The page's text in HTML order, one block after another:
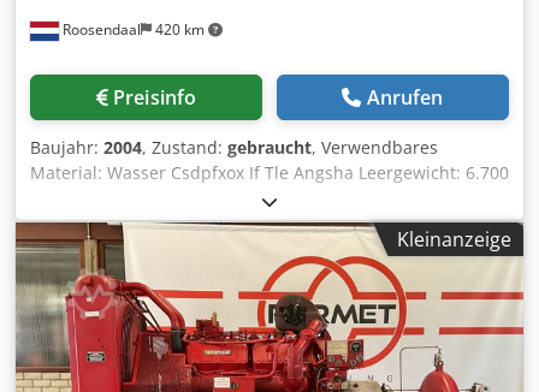
Roosendaal 420 km
Preisinfo Anrufen
Baujahr: 2004, Zustand: gebraucht, Verwendbares
Material: Wasser Csdpfxox If Tle Angsha Leergewicht: 6.700
kg Abmessungen (L x B x H): 390 x 170 x 210 cm
Kleinanzeige